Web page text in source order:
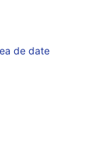
de date